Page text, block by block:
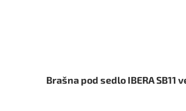
Brašna pod sedlo IBERA SB11